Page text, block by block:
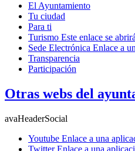
El Ayuntamiento
Tu ciudad
Para ti
Turismo Este enlace se
Sede Electrónica Enlace a
Transparencia
Participación
Otras webs del
avaHeaderSocial
Youtube Enlace a una